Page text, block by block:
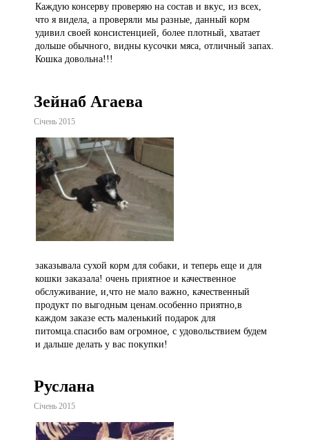
Каждую консерву проверяю на состав и вкус, из всех,
что я видела, а проверяли мы разные, данный корм
удивил своей консистенцией, более плотный, хватает
дольше обычного, видны кусочки мяса, отличный запах.
Кошка довольна!!!
Зейнаб Агаева
Січень 2015
заказывала сухой корм для собаки, и теперь еще и для
кошки заказала! очень приятное и качественное
обслуживание, и,что не мало важно, качественный
продукт по выгодным ценам.особенно приятно,в
каждом заказе есть маленький подарок для
питомца.спасибо вам огромное, с удовольствием будем
и дальше делать у вас покупки!
Руслана
Січень 2015